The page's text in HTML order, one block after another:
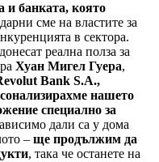
и банката, която
сме на властите за
в сектора.
реална полза за
Хуан Мигел Гуера,
Bank S.A.,
нашето
специално за
дали са у дома
– ще продължим да
, така че останете на